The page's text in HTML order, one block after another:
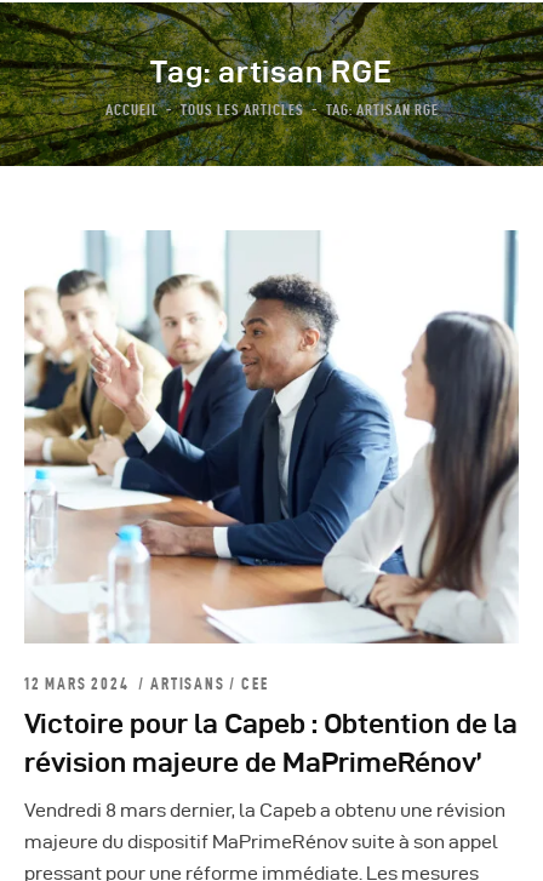
Tag: artisan RGE
ACCUEIL TOUS LES ARTICLES TAG: ARTISAN RGE
Actualités
FAQ
Contact
12 MARS 2024 ARTISANS /CEE
Victoire pour la Capeb : Obtention de la
révision majeure de MaPrimeRénov’
Vendredi 8 mars dernier, la Capeb a obtenu une révision
majeure du dispositif MaPrimeRénov suite à son appel
pressant pour une réforme immédiate. Les mesures